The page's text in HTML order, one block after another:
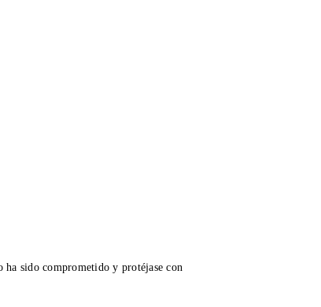
sido comprometido y protéjase con